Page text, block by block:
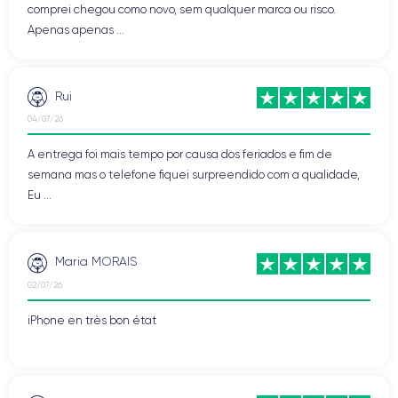
comprei chegou como novo, sem qualquer marca ou risco.
Apenas apenas ...
Rui
04/07/26
A entrega foi mais tempo por causa dos feriados e fim de
semana mas o telefone fiquei surpreendido com a qualidade,
Eu ...
Maria MORAIS
02/07/26
iPhone en très bon état